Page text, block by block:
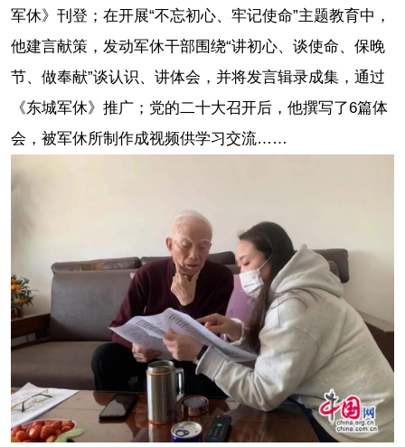
军休》刊登；在开展“不忘初心、牢记使命”主题教育中，
他建言献策，发动军休干部围绕“讲初心、谈使命、保晚
节、做奉献”谈认识、讲体会，并将发言辑录成集，通过
《东城军休》推广；党的二十大召开后，他撰写了6篇体
会，被军休所制作成视频供学习交流……